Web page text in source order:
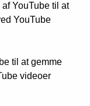
YouTube til at
YouTube
til at gemme
videoer